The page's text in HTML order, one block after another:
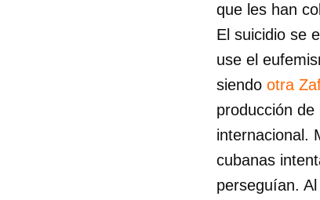
que les han
El suicidio se
use el
siendo otra
producción
internacional.
cubanas
perseguían.